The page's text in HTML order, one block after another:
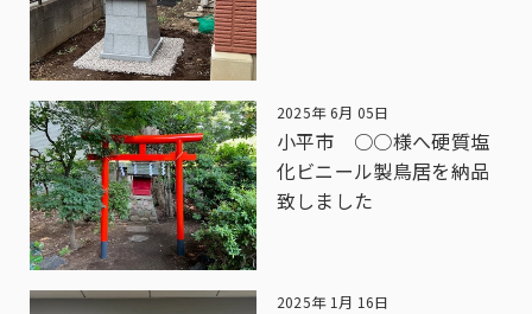
2025年 6月 05日
小平市 ○○様へ硬質塩
化ビニール製鳥居を納品
致しました
2025年 1月 16日